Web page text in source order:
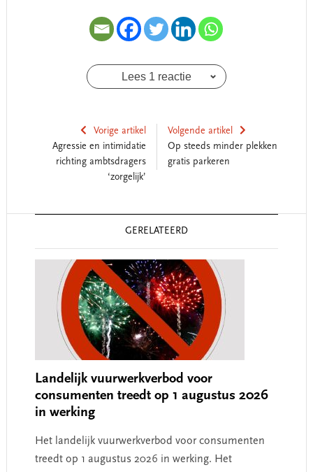
Lees 1 reactie
Vorige artikel
Agressie en intimidatie
richting ambtsdragers
‘zorgelijk’
Volgende artikel
Op steeds minder plekken
gratis parkeren
GERELATEERD
Landelijk vuurwerkverbod voor
consumenten treedt op 1 augustus 2026
in werking
Het landelijk vuurwerkverbod voor consumenten
treedt op 1 augustus 2026 in werking. Het